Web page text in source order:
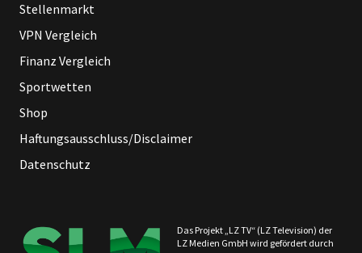
Stellenmarkt
VPN Vergleich
Finanz Vergleich
Sportwetten
Shop
Haftungsausschluss/Disclaimer
Datenschutz
Das Projekt „LZ TV“ (LZ Television) der
LZ Medien GmbH wird gefördert durch